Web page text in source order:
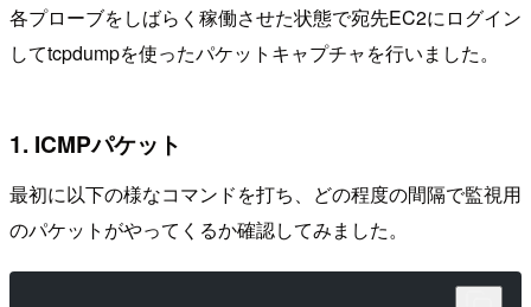
各プローブをしばらく稼働させた状態で宛先EC2にログイン
してtcpdumpを使ったパケットキャプチャを行いました。
1. ICMPパケット
最初に以下の様なコマンドを打ち、どの程度の間隔で監視用
のパケットがやってくるか確認してみました。